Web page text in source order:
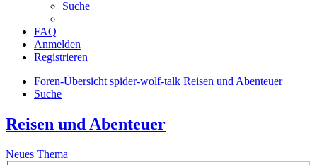
Suche
FAQ
Anmelden
Registrieren
Foren-Übersicht spider-wolf-talk Reisen und Abenteuer
Suche
Reisen und Abenteuer
Neues Thema